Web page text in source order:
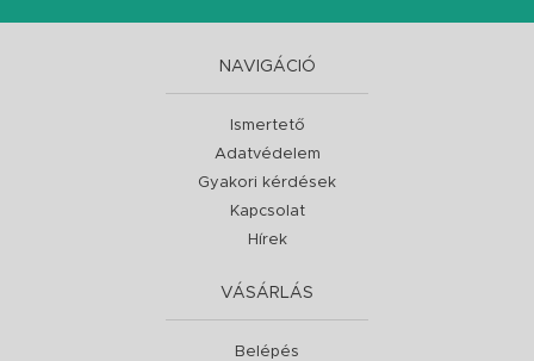
NAVIGÁCIÓ
Ismertető
Adatvédelem
Gyakori kérdések
Kapcsolat
Hírek
VÁSÁRLÁS
Belépés